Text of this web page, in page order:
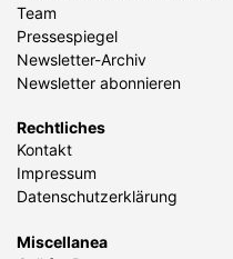
Team
Pressespiegel
Newsletter-Archiv
Newsletter abonnieren
Rechtliches
Kontakt
Impressum
Datenschutzerklärung
Miscellanea